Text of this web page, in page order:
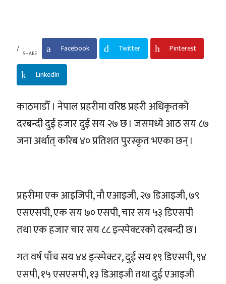
SHARE Facebook Twitter Pinterest
LinkedIn
काठमाडौँ । नेपाल प्रहरीमा वरिष्ठ प्रहरी अधिकृतको
दरबन्दी दुई हजार दुई सय २७ छ । जसमध्ये आठ सय ८७
जना अर्थात् करिब ४० प्रतिशत पुरस्कृत भएका छन् ।
प्रहरीमा एक आइजिपी, नौ एआइजी, २७ डिआइजी, ७९
एसएसपी, एक सय ७० एसपी, चार सय ५३ डिएसपी
तथा एक हजार चार सय ८८ इन्स्पेक्टरको दरबन्दी छ ।
गत वर्ष पाँच सय ४४ इन्स्पेक्टर, दुई सय १९ डिएसपी, ९४
एसपी, १५ एसएसपी, १३ डिआइजी तथा दुई एआइजी